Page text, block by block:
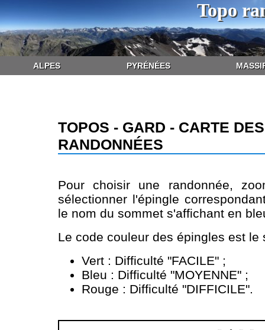
Topo
ALPES PYRÉNÉES
TOPOS - GARD - CARTE DES
RANDONNÉES
Pour choisir une randonnée,
sélectionner l'épingle
le nom du sommet s'affichant en
Le code couleur des épingles est le
Vert : Difficulté "FACILE" ;
Bleu : Difficulté "MOYENNE" ;
Rouge : Difficulté "DIFFICILE".